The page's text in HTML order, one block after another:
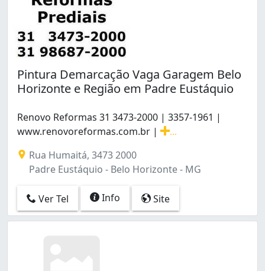
Pintura Demarcação Vaga Garagem Belo
Horizonte e Região em Padre Eustáquio
Renovo Reformas 31 3473-2000 | 3357-1961 |
www.renovoreformas.com.br |
Rua Humaitá, 3473 2000
Padre Eustáquio - Belo Horizonte - MG
Ver Tel Info Site